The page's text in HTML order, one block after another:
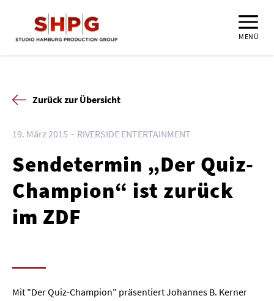
MENÜ
Zurück zur Übersicht
19. März 2015 RIVERSIDE ENTERTAINMENT
Sendetermin „Der Quiz-
Champion“ ist zurück
im ZDF
Mit "Der Quiz-Champion" präsentiert Johannes B. Kerner